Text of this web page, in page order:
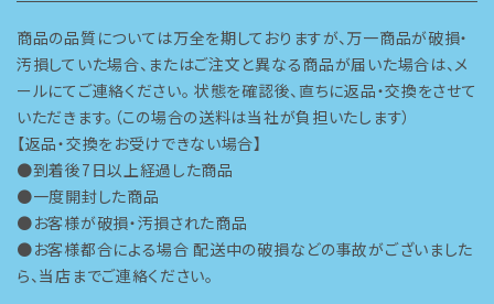
商品の品質については万全を期しておりますが、万一商品が破損・
汚損していた場合、またはご注文と異なる商品が届いた場合は、メ
ールにてご連絡ください。 状態を確認後、直ちに返品・交換をさせて
いただきます。（この場合の送料は当社が負担いたします）
【返品・交換をお受けできない場合】
●到着後7日以上経過した商品
●一度開封した商品
●お客様が破損・汚損された商品
●お客様都合による場合 配送中の破損などの事故がございました
ら、当店までご連絡ください。